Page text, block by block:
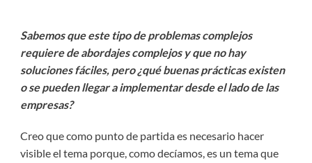
Sabemos que este tipo de problemas complejos
requiere de abordajes complejos y que no hay
soluciones fáciles, pero ¿qué buenas prácticas existen
o se pueden llegar a implementar desde el lado de las
empresas?
Creo que como punto de partida es necesario hacer
visible el tema porque, como decíamos, es un tema que